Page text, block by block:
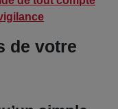
de votre